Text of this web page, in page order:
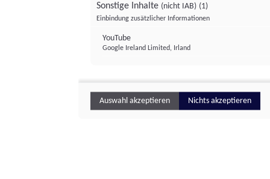
Sonstige Inhalte (nicht IAB) (1)
Einbindung zusätzlicher Informationen
YouTube
Google Ireland Limited, Irland
Auswahl akzeptieren Nichts akzeptieren